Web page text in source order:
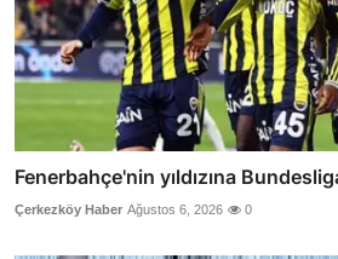
Fenerbahçe'nin yıldızına
Çerkezköy Haber Ağustos 6, 2026 0